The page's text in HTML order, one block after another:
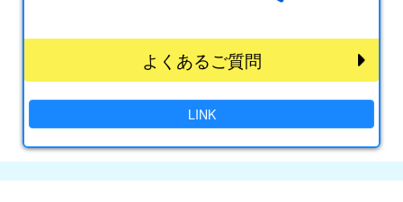
よくあるご質問
LINK